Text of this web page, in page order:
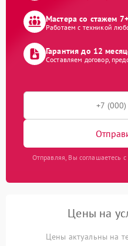
Мастера со стажем
Работаем с техникой
Гарантия до 12
Составляем договор,
Отправляя, Вы соглашаетесь
Цены на
Цены актуальны на